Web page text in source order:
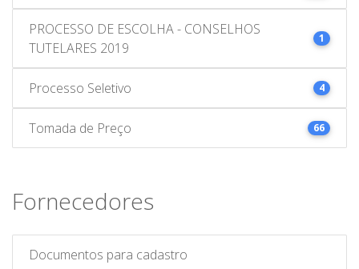
PROCESSO DE ESCOLHA - CONSELHOS
TUTELARES 2019
1
Processo Seletivo 4
Tomada de Preço 66
Fornecedores
Documentos para cadastro